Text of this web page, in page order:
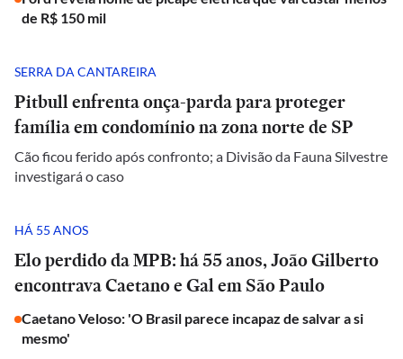
de R$ 150 mil
SERRA DA CANTAREIRA
Pitbull enfrenta onça-parda para proteger
família em condomínio na zona norte de SP
Cão ficou ferido após confronto; a Divisão da Fauna Silvestre
investigará o caso
HÁ 55 ANOS
Elo perdido da MPB: há 55 anos, João Gilberto
encontrava Caetano e Gal em São Paulo
Caetano Veloso: 'O Brasil parece incapaz de salvar a si
mesmo'